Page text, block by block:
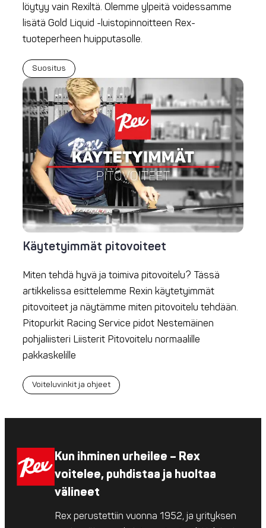
löytyy vain Rexiltä. Olemme ylpeitä voidessamme
lisätä Gold Liquid -luistopinnoitteen Rex-
tuoteperheen huipputasolle.
Suositus
Käytetyimmät pitovoiteet
Miten tehdä hyvä ja toimiva pitovoitelu? Tässä
artikkelissa esittelemme Rexin käytetyimmät
pitovoiteet ja näytämme miten pitovoitelu tehdään.
Pitopurkit Racing Service pidot Nestemäinen
pohjaliisteri Liisterit Pitovoitelu normaalille
pakkaskelille
Voiteluvinkit ja ohjeet
Kun ihminen urheilee – Rex
voitelee, puhdistaa ja huoltaa
välineet
Rex perustettiin vuonna 1952, ja yrityksen